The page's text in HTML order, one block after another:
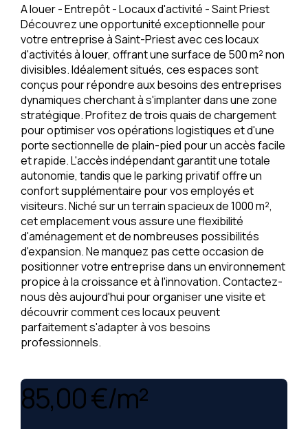
A louer - Entrepôt - Locaux d'activité - Saint Priest
Découvrez une opportunité exceptionnelle pour
votre entreprise à Saint-Priest avec ces locaux
d'activités à louer, offrant une surface de 500 m² non
divisibles. Idéalement situés, ces espaces sont
conçus pour répondre aux besoins des entreprises
dynamiques cherchant à s'implanter dans une zone
stratégique. Profitez de trois quais de chargement
pour optimiser vos opérations logistiques et d'une
porte sectionnelle de plain-pied pour un accès facile
et rapide. L'accès indépendant garantit une totale
autonomie, tandis que le parking privatif offre un
confort supplémentaire pour vos employés et
visiteurs. Niché sur un terrain spacieux de 1000 m²,
cet emplacement vous assure une flexibilité
d'aménagement et de nombreuses possibilités
d'expansion. Ne manquez pas cette occasion de
positionner votre entreprise dans un environnement
propice à la croissance et à l'innovation. Contactez-
nous dès aujourd'hui pour organiser une visite et
découvrir comment ces locaux peuvent
parfaitement s'adapter à vos besoins
professionnels.
85,00 €/m²